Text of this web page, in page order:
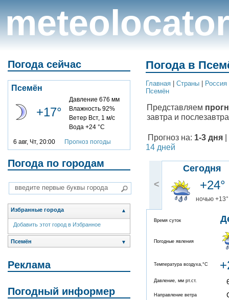
meteolocator
Погода сейчас
Псемён
+17°
Давление 676 мм
Влажность 92%
Ветер Вст, 1 м/с
Вода +24 °C
6 авг, Чт, 20:00 Прогноз погоды
Погода по городам
Избранные города ▲
Добавить этот город в Избранное
Псемён ▼
Реклама
Погодный информер
Погода в
Главная Cтраны Россия
Псемён
Представляем
завтра и
Прогноз на: 1-3 дня
14 дней
<
Сегодня
+24°
ночью +13°
Время суток
Погодные явления
Температура воздуха,°C
Давление, мм рт.ст.
Направление ветра